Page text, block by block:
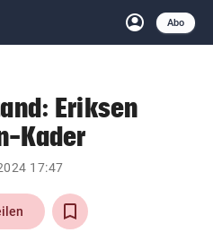
account_circle
Anmelden
Abo
close Schließen
arrow_right
arrow_right
Eriksen
Kader
17:47